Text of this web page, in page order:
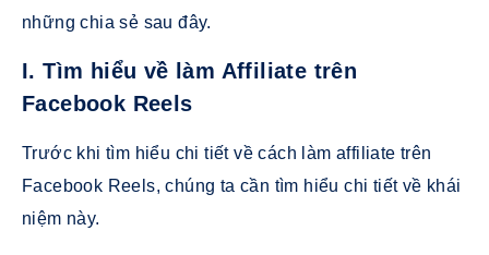
những chia sẻ sau đây.
I. Tìm hiểu về làm Affiliate trên
Facebook Reels
Trước khi tìm hiểu chi tiết về cách làm affiliate trên
Facebook Reels, chúng ta cần tìm hiểu chi tiết về khái
niệm này.